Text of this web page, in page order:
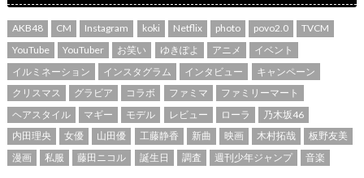
AKB48 CM Instagram koki Netflix photo povo2.0
TVCM
YouTube
YouTuber お笑い ゆきぽよ アニメ
イベント
イルミネーション
インスタグラム インタビュー
キャンペーン
クリスマス
グラビア コラボ ファミマ
ファミリーマート
ヘアスタイル
マギー モデル レビュー ローラ
乃木坂46
内田理央
女優 山田優 工藤静香 新曲 映画 木村拓哉
板野友美
漫画
私服 藤田ニコル 誕生日 調査 週刊少年ジャンプ 音楽